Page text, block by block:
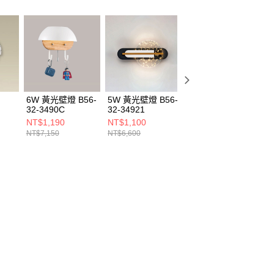
6W 黃光壁燈 B56-
32-3490C
NT$1,190
NT$7,150
5W 黃光壁燈 B56-
32-34921
NT$1,100
NT$6,600